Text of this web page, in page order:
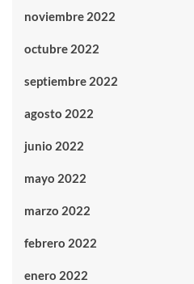
noviembre 2022
octubre 2022
septiembre 2022
agosto 2022
junio 2022
mayo 2022
marzo 2022
febrero 2022
enero 2022